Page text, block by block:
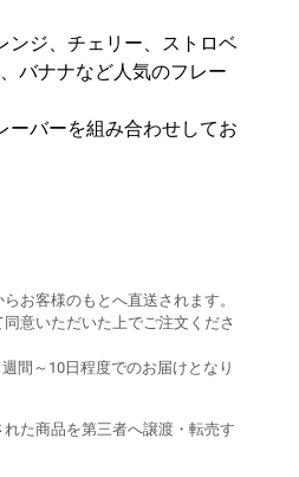
ンジ、チェリー、ストロベ
バナナなど人気のフレー
バーを組み合わせしてお
お客様のもとへ直送されます。
意いただいた上でご注文くださ
間～10日程度でのお届けとなり
た商品を第三者へ譲渡・転売す